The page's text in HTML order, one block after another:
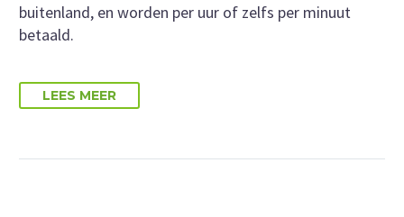
buitenland, en worden per uur of zelfs per minuut
betaald.
LEES MEER